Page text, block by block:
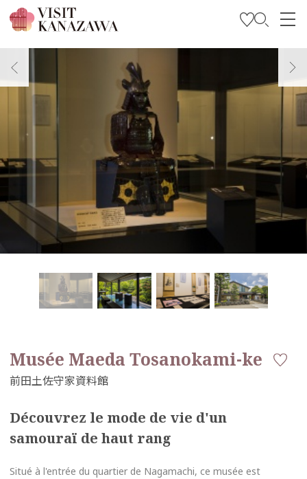
Soyez inspiré
Explorer
Planifiez votre voyage
Travel Trade and Media
Languages
Musée Maeda Tosanokami-ke
Découvrez le mode de vie d'un
samouraï de haut rang
Situé à l'entrée du quartier de Nagamachi, ce musée est